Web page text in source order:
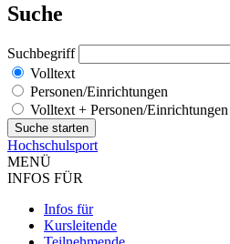
Suche
Suchbegriff
Volltext
Personen/Einrichtungen
Volltext + Personen/Einrichtungen
Hochschulsport
MENÜ
INFOS FÜR
Infos für
Kursleitende